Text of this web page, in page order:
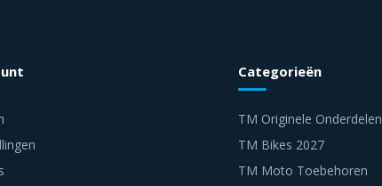
Categorieën
TM Originele Onderdelen
TM Bikes 2027
TM Moto Toebehoren